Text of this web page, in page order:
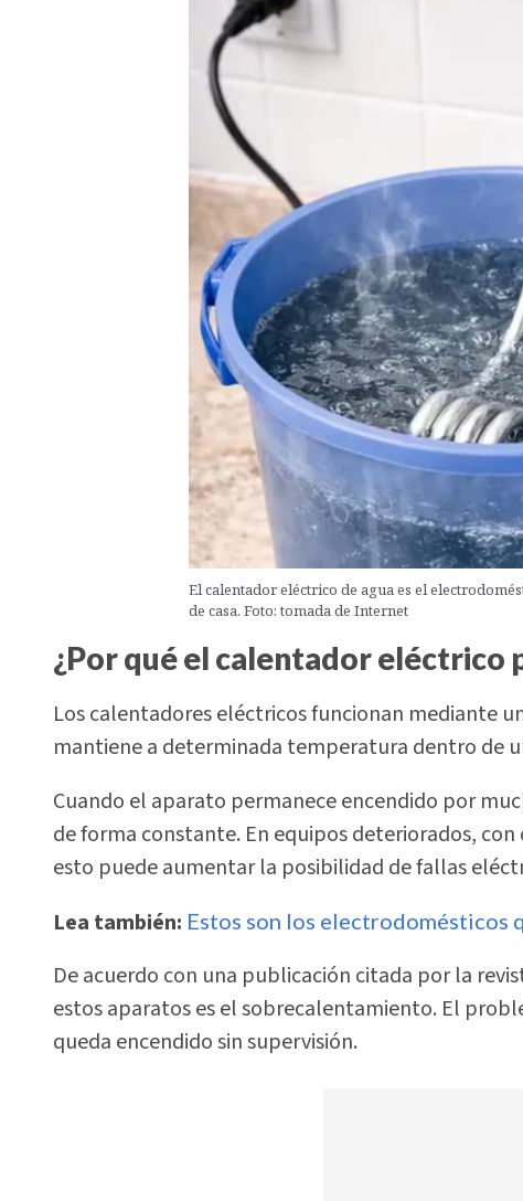
El calentador eléctrico de agua es el
de casa. Foto: tomada de Internet
¿Por qué el calentador eléctrico
Los calentadores eléctricos funcionan mediante
mantiene a determinada temperatura dentro de
Cuando el aparato permanece encendido por
de forma constante. En equipos deteriorados,
esto puede aumentar la posibilidad de fallas
Lea también: Estos son los electrodomésticos
De acuerdo con una publicación citada por la
estos aparatos es el sobrecalentamiento. El
queda encendido sin supervisión.